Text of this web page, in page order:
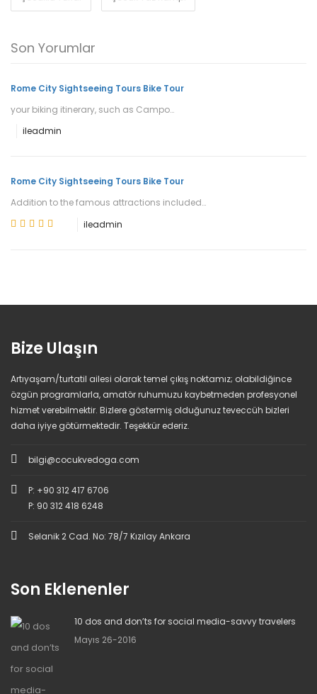
Son Yorumlar
Rome City Sightseeing Tours Bike Tour
your biking itinerary, such as Campo…
ileadmin
Rome City Sightseeing Tours Bike Tour
Addition to the famous attractions included…
ileadmin
Bize Ulaşın
Artıyaşam/turtatil ailesi olarak temel çıkış noktamız; olabildiğince
özgün programlarla, amatör ruhumuzu kaybetmeden profesyonel
hizmet verebilmektir. Bizlere göstermiş olduğunuz teveccüh bizleri
daha iyiye götürmektedir. Teşekkür ederiz.
bilgi@cocukvedoga.com
P: +90 312 417 6706
P: 90 312 418 6248
Selanik 2 Cad. No: 78/7 Kızılay Ankara
Son Eklenenler
10 dos and don’ts for social media-savvy travelers
Mayıs 26-2016